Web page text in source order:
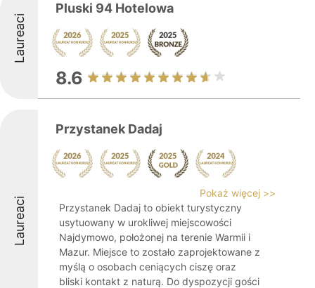
Laureaci
Pluski 94 Hotelowa
8.6
Laureaci
Przystanek Dadaj
Pokaż więcej >>
Przystanek Dadaj to obiekt turystyczny
usytuowany w urokliwej miejscowości
Najdymowo, położonej na terenie Warmii i
Mazur. Miejsce to zostało zaprojektowane z
myślą o osobach ceniących ciszę oraz
bliski kontakt z naturą. Do dyspozycji gości